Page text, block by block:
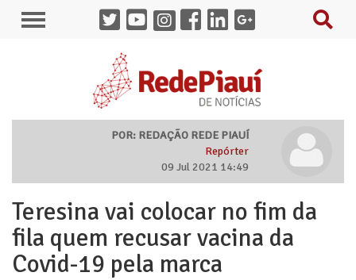
POR: REDAÇÃO REDE PIAUÍ
Repórter
09 Jul 2021 14:49
Teresina vai colocar no fim da
fila quem recusar vacina da
Covid-19 pela marca